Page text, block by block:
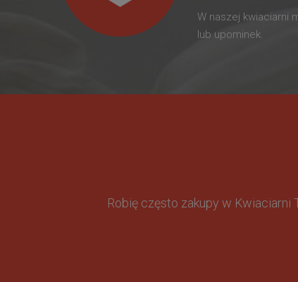
W naszej kwiaciarni
lub upominek.
Robię często zakupy w